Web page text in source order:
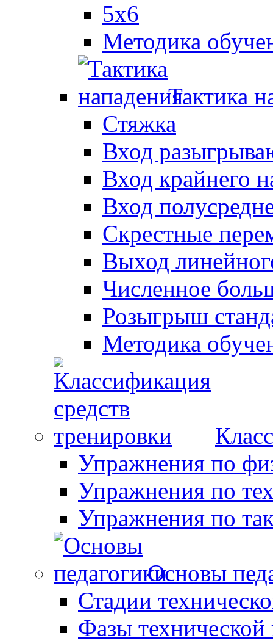
5x6
Методика
Тактика
Стяжка
Вход
Вход крайнего
Вход
Скрестные
Выход
Численное
Розыгрыш
Методика
Упражнения по
Упражнения по
Упражнения по
Основы
Стадии
Фазы технической